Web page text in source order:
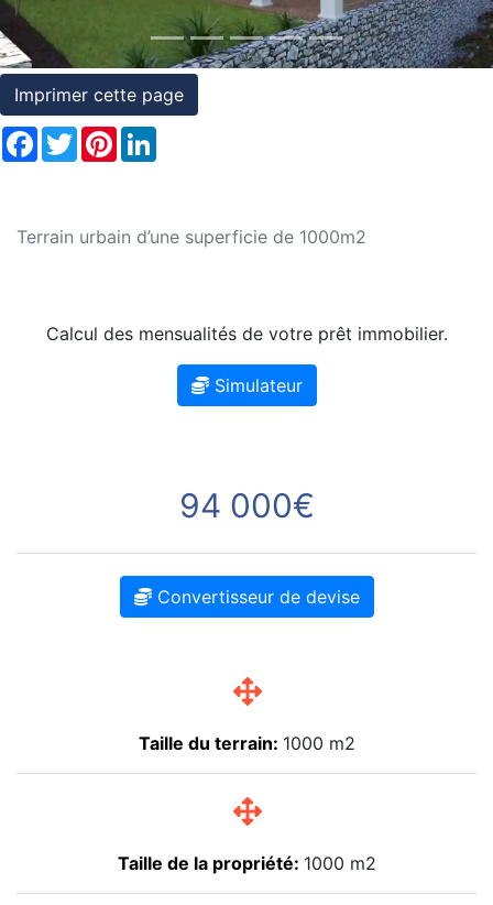
et
conditions
Témoignages
Conseils
Imprimer cette page
Facebook
TwitterPinterest
Terrain urbain d’une superficie de 1000m2
Calcul des mensualités de votre prêt immobilier.
Simulateur
94 000€
Convertisseur de devise
Taille du terrain: 1000 m2
Taille de la propriété: 1000 m2